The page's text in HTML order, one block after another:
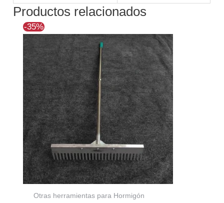
Productos relacionados
-35%
Otras herramientas para Hormigón
precio
original
era:
$102.990.
precio
actual
es:
$66.940.